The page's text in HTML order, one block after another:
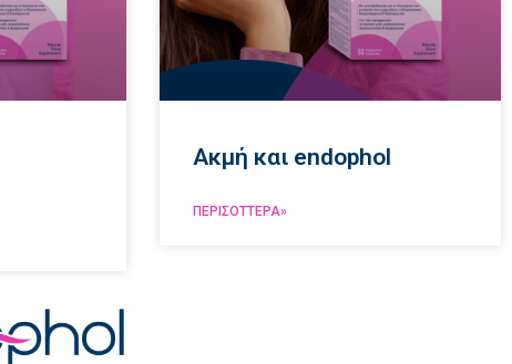
Ακμή και endophol
ΠΕΡΙΣΌΤΤΕΡΑ»